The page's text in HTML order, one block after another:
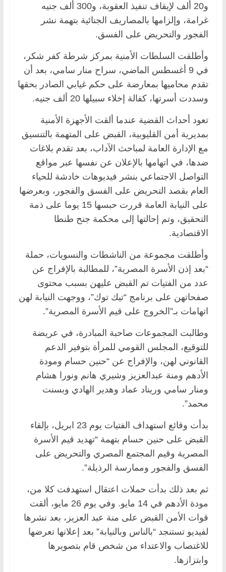
و20 ألف لإيقاف تنفيذ العقوبة، و300 ألف جنيه
غرامة، وإلزامها بالمصاريف الجنائية بتهمة نشر
الفجور والتحريض على الفسق.
وأطلقت السلطات الأمنية بمركز شرطة كفر شكر،
في 9 أغسطس الماضي، سراح منار سامي، بعد أن
تقدم محاميها بمعارضة على حكم غيابي الصادر بحقها
وسددت أسرتها، كفالة إخلاء سبيلها 20 ألف جنيه.
تعود أحداث القضية عندما ألقت الأجهزة الأمنية
بمديرية أمن القليوبية، القبض على المتهمة بالتنسيق
مع الإدارة العامة لمباحث الآداب، بعد تقدم بلاغات
ضدها، في اتهامها بالإعلان عن نفسها عبر مواقع
التواصل الاجتماعي بنشر فيديوهات خادشة للحياء
العام بقصد التحريض على الفسق والفجور، وبعرضها
على النيابة العامة قررت حبسها 15 يوما على ذمة
التحقيق، وتم إحالتها إلى محكمة جنح طنطا
الاقتصادية.
وأطلقت مجموعة من الناشطات والنسويات، حملة
“بعد إذن الأسرة المصرية”، للمطالبة بالإفراج عن
عدد من الفتيات تم القبض عليهن بسبب محتوى
صفحاتهن على برنامج “تيك توك”، ووجهت النيابة لهن
اتهامات بـ”الخروج على قيم الأسرة المصرية”.
وطالبت المجموعات صاحبة المبادرة، في عريضة
للتوقيع، المجلس القومي للمرأة بتوفير الدعم
القانوني لهن، والإفراج عن “حنين حسام ومودة
الأدهم ومنة عبدالعزيز وشيري هانم ونورا هشام
ومنار سامي وريناد عماد وهدير الهادي وبسنت
محمد”.
بدأت وقائع استهداف الفتيات يوم 23 ابريل، بإلقاء
القبض على حنين حسام بتهمة “تهديد قيم الأسرة
المصرية وقيم المجتمع المصري والتحريض على
الفسق والفجور وممارسة الرذيلة”.
ثم بعد ذلك بدأت حملات اعتقال استهدفت كلا من،
مودة الأدهم في 14 مايو. وفي يوم 26 مايو، ألقت
قوات الأمن القبض على منة عبد العزيز، بعد نشرها
لفيديو تستنجد “بالناس وبالنيابة” بعد إعلانها تعرضها
للاغتصاب والاعتداء من شخص قام بتصويرها
وابتزازها.